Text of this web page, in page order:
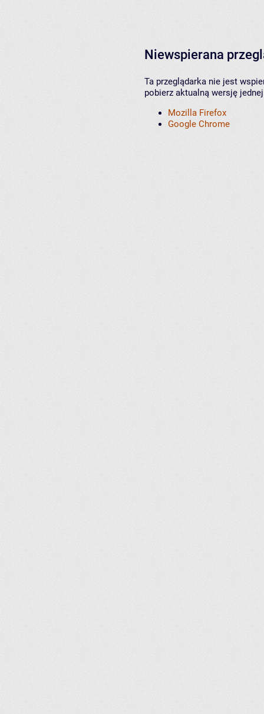
Niewspierana
Ta przeglądarka nie jest
pobierz aktualną wersję
Mozilla Firefox
Google Chrome